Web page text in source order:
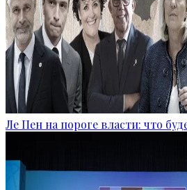
Ле Пен на пороге власти: что